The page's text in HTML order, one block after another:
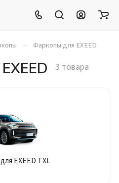
– Фаркопы для EXEED
3 товара
EXEED TXL